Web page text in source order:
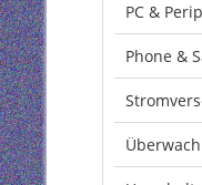
PC &
Phone &